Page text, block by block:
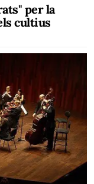
per la
cultius